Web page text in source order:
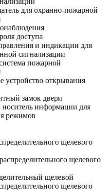
для охранно-пожарной
доступа
и индикации для
сигнализации
пожарной
устройство открывания
замок двери
информации для
режимов
щелевого
щелевого
щелевой
щелевого